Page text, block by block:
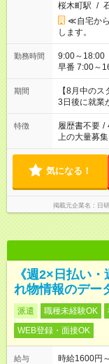
桜木町駅 /
≪自宅か
します。
勤務時間
9:00～18:00（休憩60分） ■ご
早番 7:00～
と休みを合
「できれば
ね。 ※Wワーク希望の方へ 今ご覧のお仕事で希望する勤務時間
と、もう1つ
合は応募で
期間
【8月中の
3日後に就業
特徴 履歴書不要 /
上の大量募集
気になる！
掲載元企業名 日
《週2×日払い
れ物情報のデー
派遣 職種未経験OK
WEB登録・面接OK
給与
時給1600円